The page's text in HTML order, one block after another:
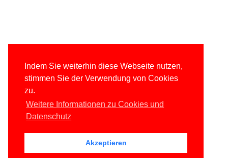
Indem Sie weiterhin diese Webseite nutzen,
stimmen Sie der Verwendung von Cookies
zu.
Weitere Informationen zu Cookies und
Datenschutz
Akzeptieren